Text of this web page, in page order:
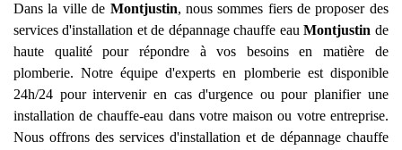
Dans la ville de Montjustin, nous sommes fiers de proposer des
services d'installation et de dépannage chauffe eauMontjustin de
haute qualité pour répondre à vos besoins en matière de
plomberie. Notre équipe d'experts en plomberie est disponible
24h/24 pour intervenir en cas d'urgence ou pour planifier une
installation de chauffe-eau dans votre maison ou votre entreprise.
Nous offrons des services d'installation et de dépannage chauffe